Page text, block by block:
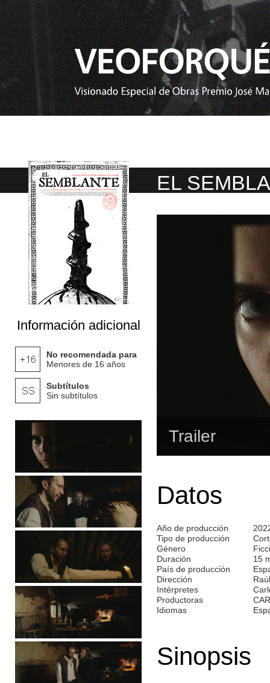
Información adicional
No recomendada para
Menores de 16 años
Subtítulos
Sin subtítulos
EL
Trailer
Datos
Año de producción
Tipo de producción
Género
Duración
15
País de producción
Dirección
Intérpretes
Productoras
Idiomas
Sinopsis